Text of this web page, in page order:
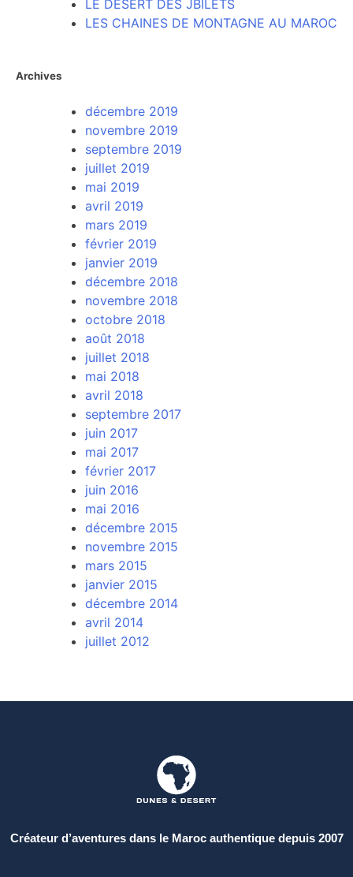
LE DÉSERT DES JBILETS
LES CHAINES DE MONTAGNE AU MAROC
Archives
décembre 2019
novembre 2019
septembre 2019
juillet 2019
mai 2019
avril 2019
mars 2019
février 2019
janvier 2019
décembre 2018
novembre 2018
octobre 2018
août 2018
juillet 2018
mai 2018
avril 2018
septembre 2017
juin 2017
mai 2017
février 2017
juin 2016
mai 2016
décembre 2015
novembre 2015
mars 2015
janvier 2015
décembre 2014
avril 2014
juillet 2012
Créateur d’aventures dans le Maroc authentique depuis 2007